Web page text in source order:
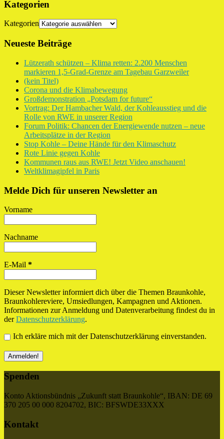
Kategorien
Kategorien
Neueste Beiträge
Lützerath schützen – Klima retten: 2.200 Menschen
markieren 1,5-Grad-Grenze am Tagebau Garzweiler
(kein Titel)
Corona und die Klimabewegung
Großdemonstration „Potsdam for future“
Vortrag: Der Hambacher Wald, der Kohleausstieg und die
Rolle von RWE in unserer Region
Forum Politik: Chancen der Energiewende nutzen – neue
Arbeitsplätze in der Region
Stop Kohle – Deine Hände für den Klimaschutz
Rote Linie gegen Kohle
Kommunen raus aus RWE! Jetzt Video anschauen!
Weltklimagipfel in Paris
Melde Dich für unseren Newsletter an
Vorname
Nachname
E-Mail *
Dieser Newsletter informiert dich über die Themen Braunkohle,
Braunkohlereviere, Umsiedlungen, Kampagnen und Aktionen.
Informationen zur Anmeldung und Datenverarbeitung findest du in
derDatenschutzerklärung.
Ich erkläre mich mit der Datenschutzerklärung einverstanden.
Spenden
Konto Aktionsbündnis „Zukunft statt Braunkohle“, IBAN: DE 69
370 205 00 000 8204702, BIC: BFSWDE33XXX
Kontakt